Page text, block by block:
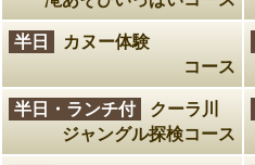
半日
カヌー体験
コース
半日・ランチ付
クーラ川
ジャングル探検コース